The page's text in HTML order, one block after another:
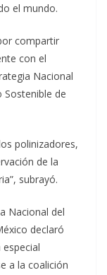
el mundo.
compartir
con el
Nacional
Sostenible de
polinizadores,
de la
subrayó.
Nacional del
declaró
a la coalición